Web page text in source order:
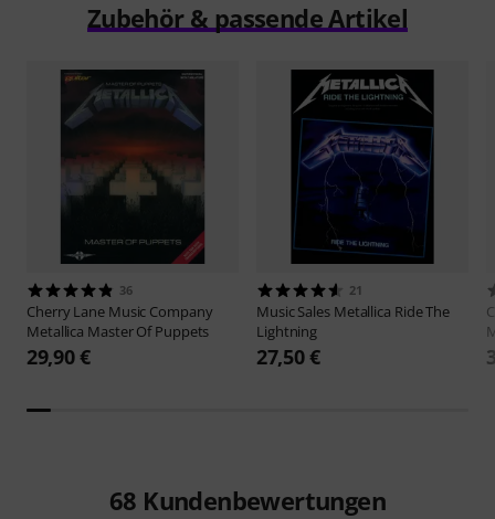
Zubehör & passende Artikel
36
Cherry Lane Music Company
Metallica Master Of Puppets
29,90 €
21
Music Sales Metallica Ride The
Lightning
27,50 €
68 Kundenbewertungen